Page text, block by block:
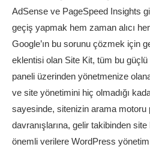
AdSense ve PageSpeed Insights
geçiş yapmak hem zaman alıcı
Google’ın bu sorunu çözmek için
eklentisi olan Site Kit, tüm bu
paneli üzerinden yönetmenize
ve site yönetimini hiç olmadığı
sayesinde, sitenizin arama motoru
davranışlarına, gelir takibinden
önemli verilere WordPress